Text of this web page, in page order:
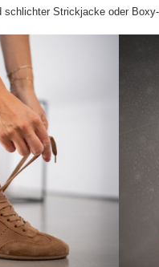
Strickjacke oder Boxy-